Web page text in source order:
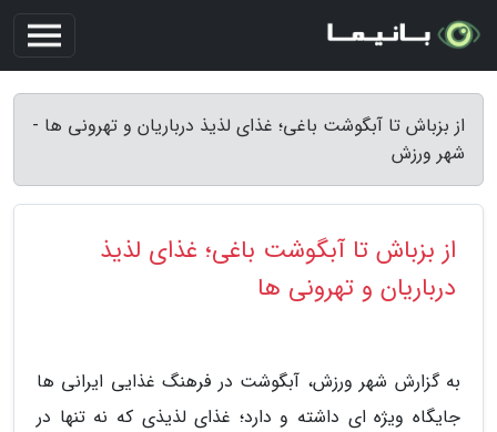
از بزباش تا آبگوشت باغی؛ غذای لذیذ درباریان و تهرونی ها -
شهر ورزش
از بزباش تا آبگوشت باغی؛ غذای لذیذ
درباریان و تهرونی ها
به گزارش شهر ورزش، آبگوشت در فرهنگ غذایی ایرانی ها
جایگاه ویژه ای داشته و دارد؛ غذای لذیذی که نه تنها در